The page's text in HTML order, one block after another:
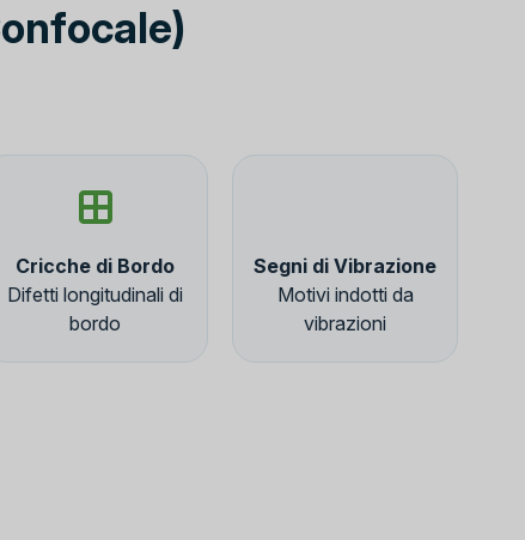
Cricche di Bordo
Difetti longitudinali di
bordo
Segni di Vibrazione
Motivi indotti da
vibrazioni